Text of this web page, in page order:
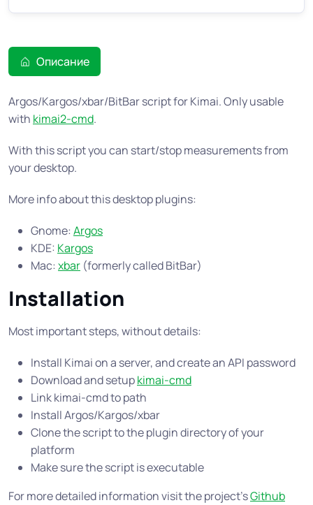
Описание
Argos/Kargos/xbar/BitBar script for Kimai. Only usable
with kimai2-cmd.
With this script you can start/stop measurements from
your desktop.
More info about this desktop plugins:
Gnome: Argos
KDE: Kargos
Mac: xbar (formerly called BitBar)
Installation
Most important steps, without details:
Install Kimai on a server, and create an API password
Download and setupkimai-cmd
Link kimai-cmd to path
Install Argos/Kargos/xbar
Clone the script to the plugin directory of your
platform
Make sure the script is executable
For more detailed information visit the project’sGithub